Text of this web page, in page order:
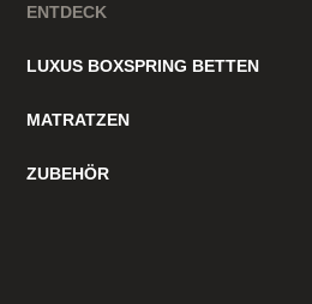
ENTDECK
LUXUS BOXSPRING BETTEN
MATRATZEN
ZUBEHÖR